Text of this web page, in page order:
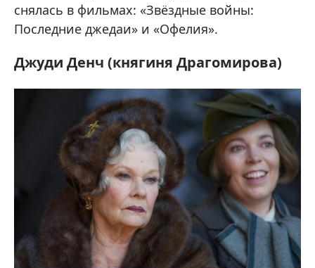
снялась в фильмах: «Звёздные войны:
Последние джедаи» и «Офелия».
Джуди Денч (княгиня Драгомирова)